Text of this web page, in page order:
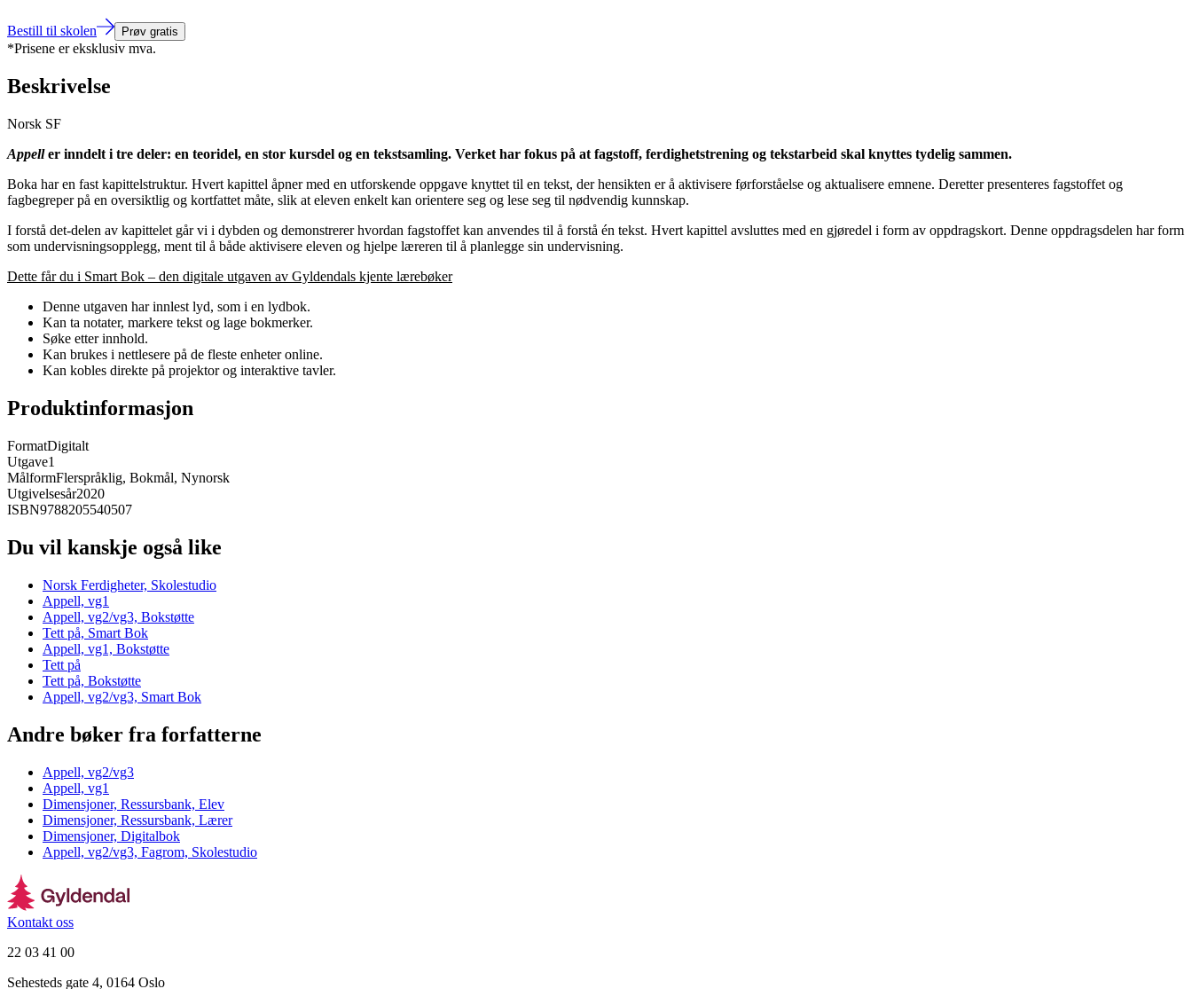
Bestill til skolen Prøv gratis
*Prisene er eksklusiv mva.
Beskrivelse
Norsk SF
Appeller inndelt i tre deler: en teoridel, en stor kursdel og en tekstsamling. Verket har fokus på at fagstoff, ferdighetstrening og tekstarbeid skal knyttes tydelig sammen.
Boka har en fast kapittelstruktur. Hvert kapittel åpner med en utforskende oppgave knyttet til en tekst, der hensikten er å aktivisere førforståelse og aktualisere emnene. Deretter presenteres fagstoffet og
fagbegreper på en oversiktlig og kortfattet måte, slik at eleven enkelt kan orientere seg og lese seg til nødvendig kunnskap.
I forstå det-delen av kapittelet går vi i dybden og demonstrerer hvordan fagstoffet kan anvendes til å forstå én tekst. Hvert kapittel avsluttes med en gjøredel i form av oppdragskort. Denne oppdragsdelen har form
som undervisningsopplegg, ment til å både aktivisere eleven og hjelpe læreren til å planlegge sin undervisning.
Dette får du i Smart Bok – den digitale utgaven av Gyldendals kjente lærebøker
Denne utgaven har innlest lyd, som i en lydbok.
Kan ta notater, markere tekst og lage bokmerker.
Søke etter innhold.
Kan brukes i nettlesere på de fleste enheter online.
Kan kobles direkte på projektor og interaktive tavler.
Produktinformasjon
FormatDigitalt
Utgave1
MålformFlerspråklig, Bokmål, Nynorsk
Utgivelsesår2020
ISBN9788205540507
Du vil kanskje også like
Norsk Ferdigheter, Skolestudio
Appell, vg1
Appell, vg2/vg3, Bokstøtte
Tett på, Smart Bok
Appell, vg1, Bokstøtte
Tett på
Tett på, Bokstøtte
Appell, vg2/vg3, Smart Bok
Andre bøker fra forfatterne
Appell, vg2/vg3
Appell, vg1
Dimensjoner, Ressursbank, Elev
Dimensjoner, Ressursbank, Lærer
Dimensjoner, Digitalbok
Appell, vg2/vg3, Fagrom, Skolestudio
Kontakt oss
22 03 41 00
Sehesteds gate 4, 0164 Oslo